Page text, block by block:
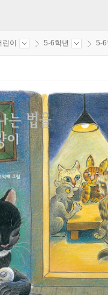
린이 5-6학년 5-6